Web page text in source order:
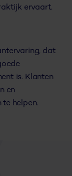
ervaart.
dat
is. Klanten
en
helpen.